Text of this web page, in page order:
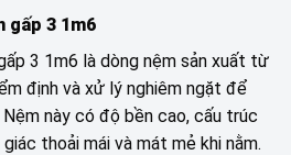
gấp 3 1m6
3 1m6 là dòng nệm sản xuất từ
định và xử lý nghiêm ngặt để
này có độ bền cao, cấu trúc
thoải mái và mát mẻ khi nằm.